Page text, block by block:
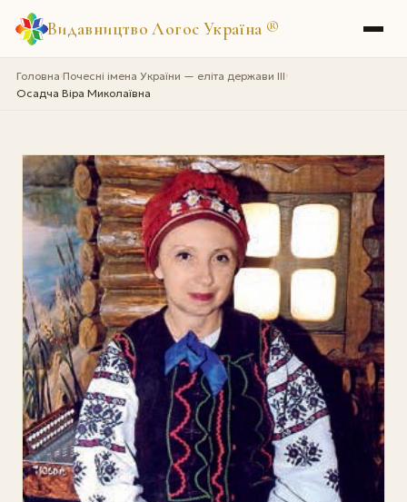
Видавництво Логос Україна ®
Головна›Почесні імена України — еліта держави III›
Осадча Віра Миколаївна